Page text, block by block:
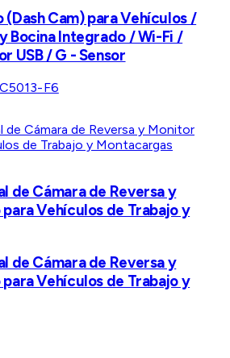
(Dash Cam) para Vehículos /
Bocina Integrado / Wi-Fi /
USB / G - Sensor
F6
de Cámara de Reversa y
Vehículos de Trabajo y
de Cámara de Reversa y
Vehículos de Trabajo y